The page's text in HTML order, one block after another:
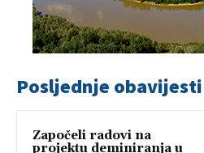
Posljednje obavijesti
Započeli radovi na
projektu deminiranja u